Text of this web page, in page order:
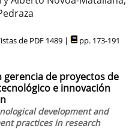
de PDF 1489 | pp. 173-191
de proyectos de
e innovación
development and
practices in research